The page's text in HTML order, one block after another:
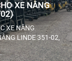
XE NÂNG
XE NÂNG
LINDE 351-02,